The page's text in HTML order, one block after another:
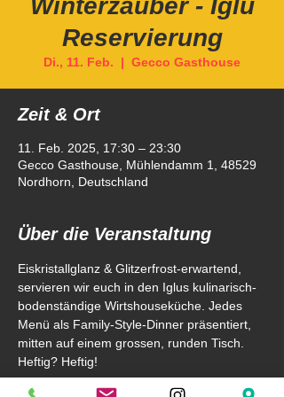
Winterzauber - Iglu
Reservierung
Di., 11. Feb.
  |
Gecco Gasthouse
Zeit & Ort
11. Feb. 2025, 17:30 – 23:30
Gecco Gasthouse, Mühlendamm 1, 48529
Nordhorn, Deutschland
Über die Veranstaltung
Eiskristallglanz & Glitzerfrost-erwartend,
servieren wir euch in den Iglus kulinarisch-
bodenständige Wirtshouseküche. Jedes
Menü als Family-Style-Dinner präsentiert,
mitten auf einem grossen, runden Tisch.
Heftig? Heftig!